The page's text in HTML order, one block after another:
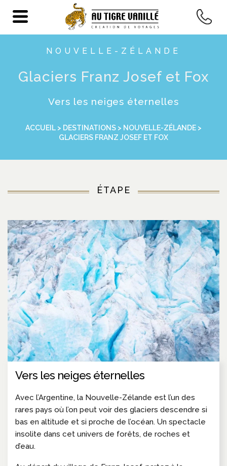
NOUVELLE-ZÉLANDE
Glaciers Franz Josef et Fox
Vers les neiges éternelles
ACCUEIL > DESTINATIONS > NOUVELLE-ZÉLANDE >
GLACIERS FRANZ JOSEF ET FOX
ÉTAPE
Vers les neiges éternelles
Avec l’Argentine, la Nouvelle-Zélande est l’un des
rares pays où l’on peut voir des glaciers descendre si
bas en altitude et si proche de l’océan. Un spectacle
insolite dans cet univers de forêts, de roches et
d’eau.